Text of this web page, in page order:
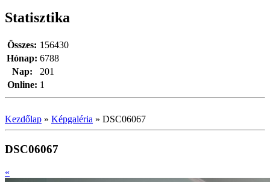
Statisztika
Online: 1
Összes: 156430
Hónap: 6788
Nap:
201
Kezdőlap » Képgaléria » DSC06067
DSC06067
«